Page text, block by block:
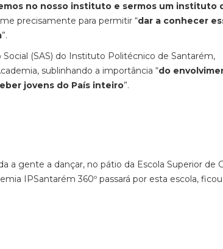
no nosso instituto e sermos um instituto
precisamente para permitir “dar a conhecer
”.
(SAS) do Instituto Politécnico de Santarém,
sublinhando a importância “do
jovens do País inteiro”.
a gente a dançar, no pátio da Escola Superior de
IPSantarém 360º passará por esta escola,